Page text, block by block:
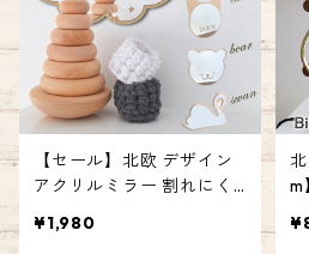
【セール】北欧 デザイン
アクリルミラー 割れにく
ン キャット 鏡 ウォールミ
¥1,980
m